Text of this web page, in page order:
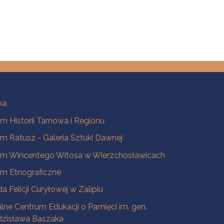
Historii Tarnowa i Regionu
Ratusz - Galeria Sztuki Dawnej
Wincentego Witosa w Wierzchosławicach
Etnograficzne
Felicji Curyłowej w Zalipiu
Centrum Edukacji o Pamięci im. gen.
Baszaka